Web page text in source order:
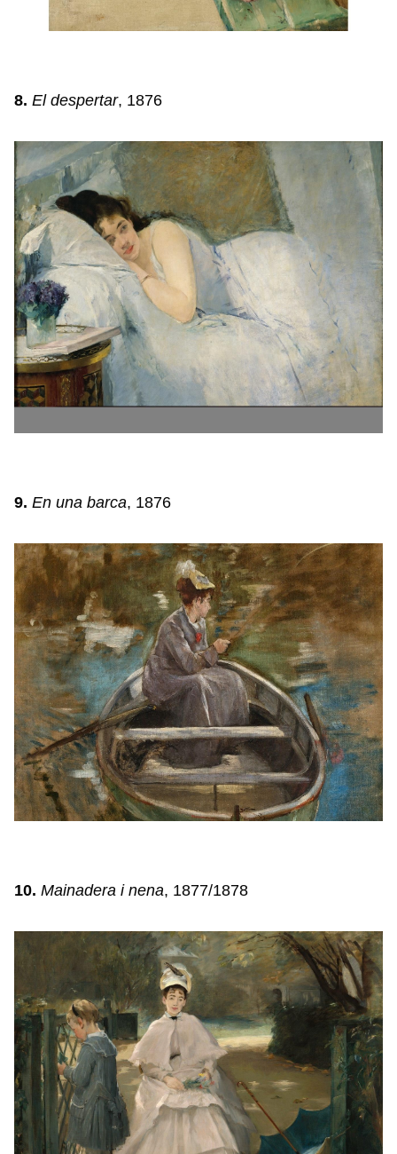
8. El despertar, 1876
9. En una barca, 1876
10. Mainadera i nena, 1877/1878